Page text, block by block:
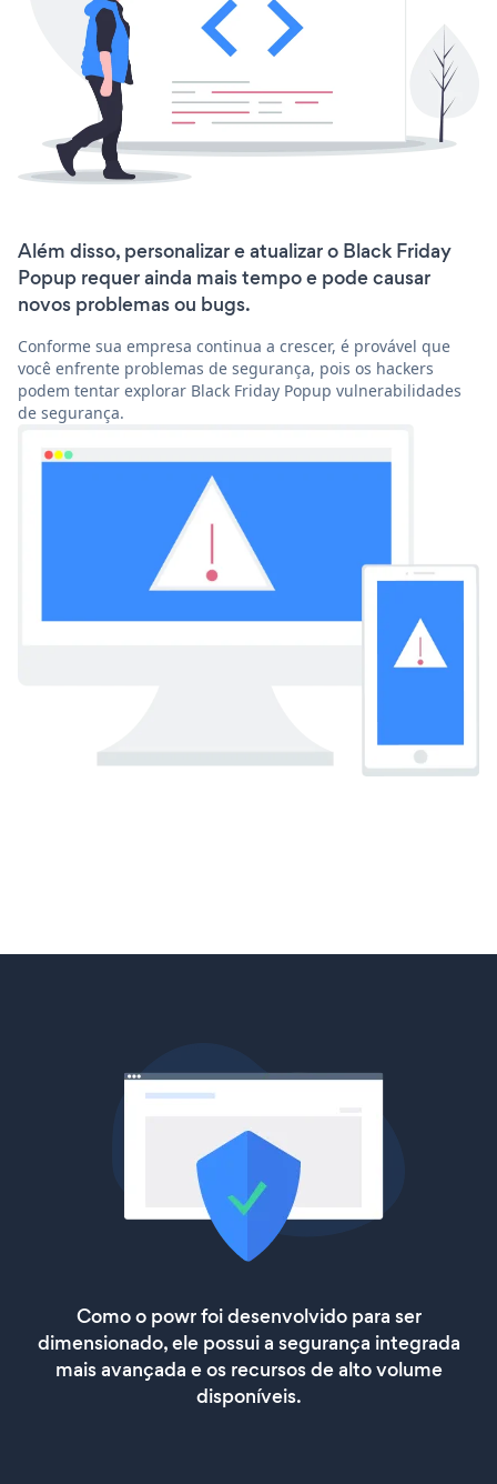
Além disso, personalizar e atualizar o Black Friday
Popup requer ainda mais tempo e pode causar
novos problemas ou bugs.
Conforme sua empresa continua a crescer, é provável que
você enfrente problemas de segurança, pois os hackers
podem tentar explorar Black Friday Popup vulnerabilidades
de segurança.
Como o powr foi desenvolvido para ser
dimensionado, ele possui a segurança integrada
mais avançada e os recursos de alto volume
disponíveis.